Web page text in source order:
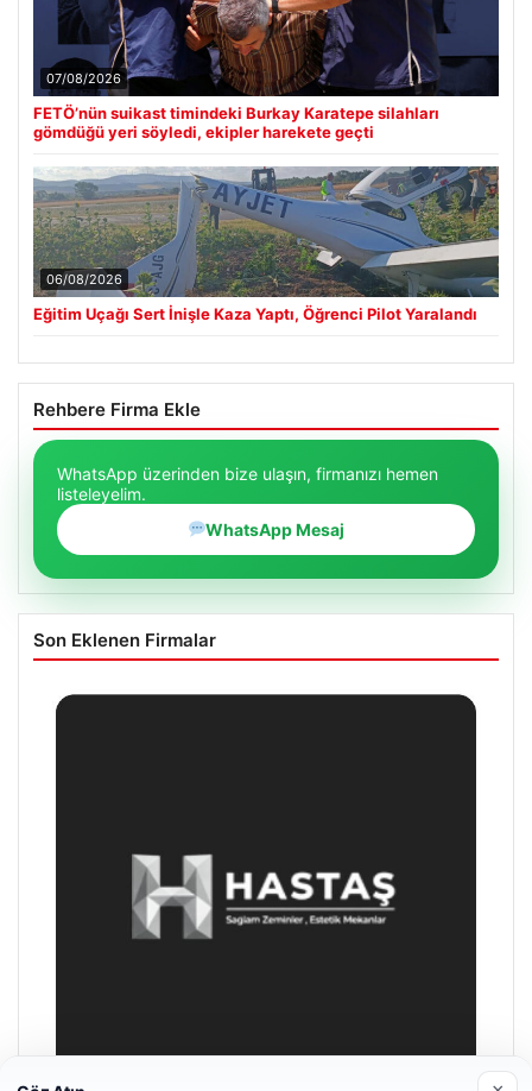
07/08/2026
FETÖ’nün suikast timindeki Burkay Karatepe silahları
gömdüğü yeri söyledi, ekipler harekete geçti
06/08/2026
Eğitim Uçağı Sert İnişle Kaza Yaptı, Öğrenci Pilot Yaralandı
Rehbere Firma Ekle
WhatsApp üzerinden bize ulaşın, firmanızı hemen
listeleyelim.
WhatsApp Mesaj
Son Eklenen Firmalar